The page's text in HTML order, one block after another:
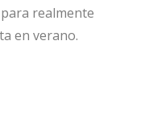
realmente
en verano.